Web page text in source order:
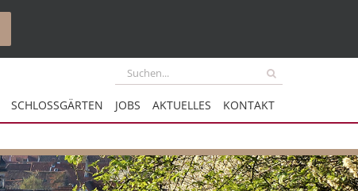
Suche
nach:
SCHLOSSGÄRTEN JOBS AKTUELLES KONTAKT